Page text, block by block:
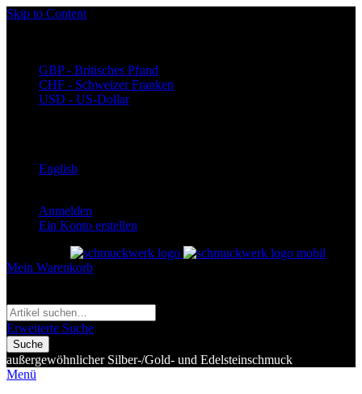
Skip to Content
GBP - Britisches Pfund
CHF - Schweizer Franken
USD - US-Dollar
English
Anmelden
Ein Konto erstellen
Mein Warenkorb
Erweiterte Suche
Suche
außergewöhnlicher Silber-/Gold- und Edelsteinschmuck
Menü